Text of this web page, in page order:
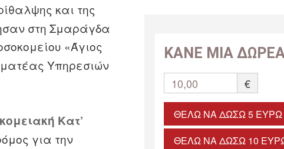
και της
στη Σμαράγδα
«Άγιος
Υπηρεσιών
Κατ’
για την
ΚΑΝΕ ΜΙΑ
10,00 €
ΘΈΛΩ ΝΑ ΔΏΣΩ 5 ΕΥΡΏ
ΘΈΛΩ ΝΑ ΔΏΣΩ 10